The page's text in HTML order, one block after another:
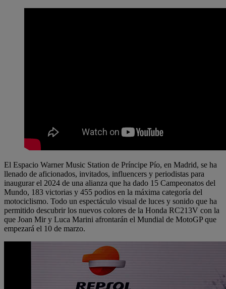
El Espacio Warner Music Station de Príncipe Pío, en Madrid, se ha
llenado de aficionados, invitados, influencers y periodistas para
inaugurar el 2024 de una alianza que ha dado 15 Campeonatos del
Mundo, 183 victorias y 455 podios en la máxima categoría del
motociclismo. Todo un espectáculo visual de luces y sonido que ha
permitido descubrir los nuevos colores de la Honda RC213V con la
que Joan Mir y Luca Marini afrontarán el Mundial de MotoGP que
empezará el 10 de marzo.